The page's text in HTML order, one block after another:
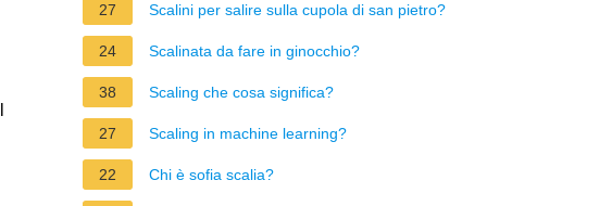
27 Scalini per salire sulla cupola di san pietro?
24 Scalinata da fare in ginocchio?
38 Scaling che cosa significa?
27 Scaling in machine learning?
22 Chi è sofia scalia?